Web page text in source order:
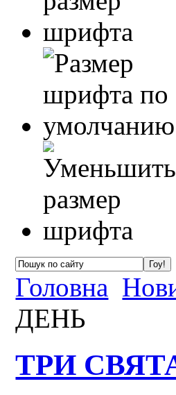
Головна
ДЕНЬ
ТРИ